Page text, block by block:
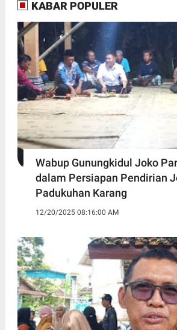
KABAR POPULER
Wabup Gunungkidul Joko
dalam Persiapan Pendirian
Padukuhan Karang
12/20/2025 08:16:00 AM